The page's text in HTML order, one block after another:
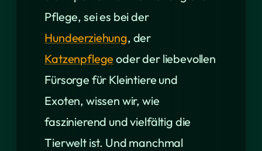
Pflege, sei es bei der
Hundeerziehung, der
Katzenpflege oder der liebevollen
Fürsorge für Kleintiere und
Exoten, wissen wir, wie
faszinierend und vielfältig die
Tierwelt ist. Und manchmal